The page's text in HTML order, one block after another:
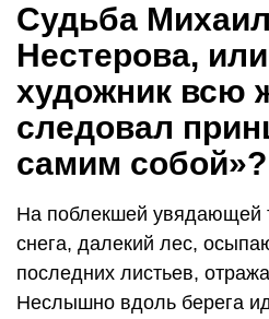
Судьба
Нестерова,
художник всю
следовал
самим собой»?
На поблекшей увядающей
снега, далекий лес,
последних листьев,
Неслышно вдоль берега